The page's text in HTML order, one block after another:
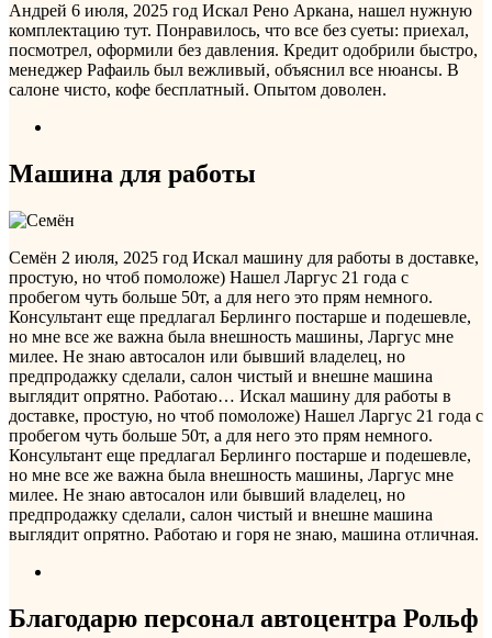
Андрей 6 июля, 2025 год Искал Рено Аркана, нашел нужную
комплектацию тут. Понравилось, что все без суеты: приехал,
посмотрел, оформили без давления. Кредит одобрили быстро,
менеджер Рафаиль был вежливый, объяснил все нюансы. В
салоне чисто, кофе бесплатный. Опытом доволен.
Машина для работы
Семён 2 июля, 2025 год Искал машину для работы в доставке,
простую, но чтоб помоложе) Нашел Ларгус 21 года с
пробегом чуть больше 50т, а для него это прям немного.
Консультант еще предлагал Берлинго постарше и подешевле,
но мне все же важна была внешность машины, Ларгус мне
милее. Не знаю автосалон или бывший владелец, но
предпродажку сделали, салон чистый и внешне машина
выглядит опрятно. Работаю… Искал машину для работы в
доставке, простую, но чтоб помоложе) Нашел Ларгус 21 года с
пробегом чуть больше 50т, а для него это прям немного.
Консультант еще предлагал Берлинго постарше и подешевле,
но мне все же важна была внешность машины, Ларгус мне
милее. Не знаю автосалон или бывший владелец, но
предпродажку сделали, салон чистый и внешне машина
выглядит опрятно. Работаю и горя не знаю, машина отличная.
Благодарю персонал автоцентра Рольф